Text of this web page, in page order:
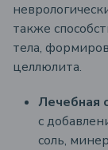
также
тела,
целлюлита.
Лечебная
с
соль,